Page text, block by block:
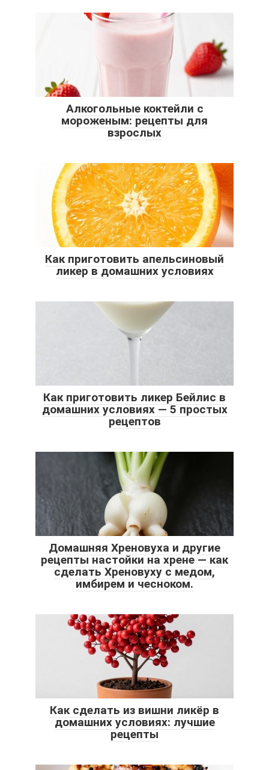
Алкогольные коктейли с
мороженым: рецепты для
взрослых
Как приготовить апельсиновый
ликер в домашних условиях
Как приготовить ликер Бейлис в
домашних условиях — 5 простых
рецептов
Домашняя Хреновуха и другие
рецепты настойки на хрене — как
сделать Хреновуху с медом,
имбирем и чесноком.
Как сделать из вишни ликёр в
домашних условиях: лучшие
рецепты